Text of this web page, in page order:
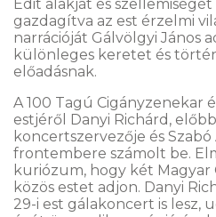
Edit alakját és
gazdagítva az est érzelmi
narrációját Gálvölgyi János
különleges keretet és
előadásnak.
A 100 Tagú Cigányzenekar
estjéről Danyi Richárd,
koncertszervezője és
frontembere számolt be.
kuriózum, hogy két Magyar
közös estet adjon. Danyi
29-i est gálakoncert is lesz,